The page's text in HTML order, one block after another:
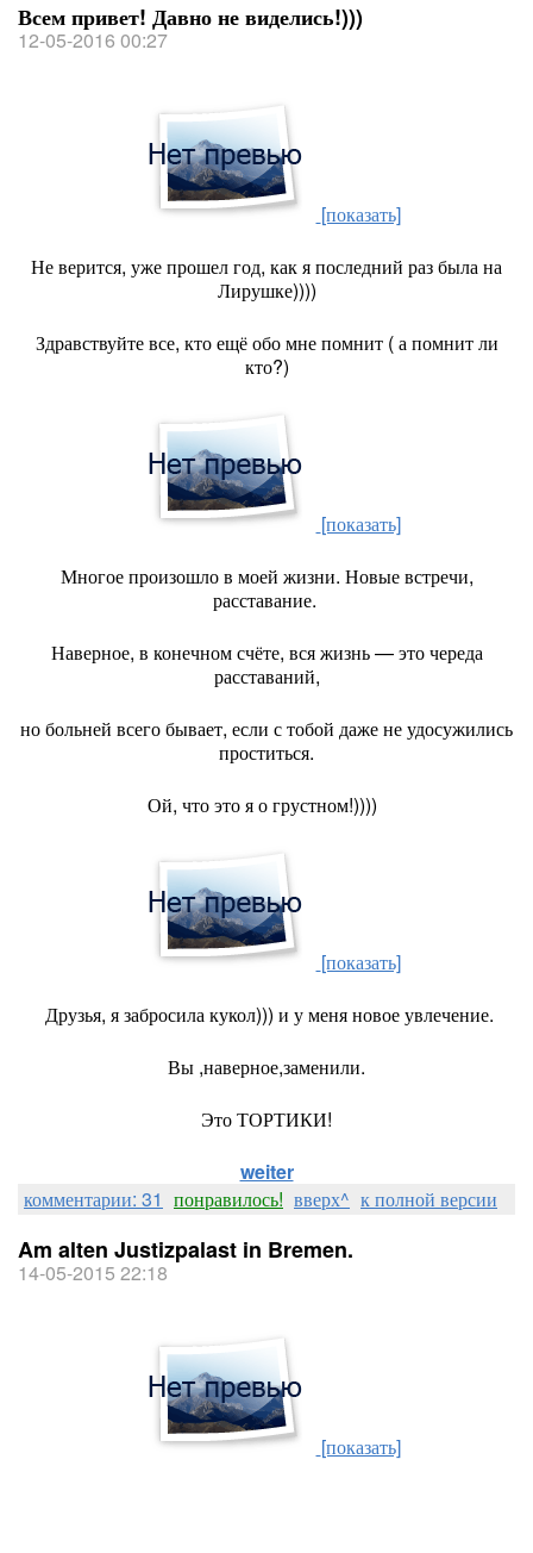
Всем привет! Давно не виделись!)))
12-05-2016 00:27
[показать]
Не верится, уже прошел год, как я последний раз была на
Лирушке))))
Здравствуйте все, кто ещё обо мне помнит ( а помнит ли
кто?)
[показать]
Многое произошло в моей жизни. Новые встречи,
расставание.
Наверное, в конечном счёте, вся жизнь — это череда
расставаний,
но больней всего бывает, если с тобой даже не удосужились
проститься.
Ой, что это я о грустном!))))
[показать]
Друзья, я забросила кукол))) и у меня новое увлечение.
Вы ,наверное,заменили.
Это ТОРТИКИ!
weiter
комментарии: 31 понравилось! вверх^ к полной версии
Am alten Justizpalast in Bremen.
14-05-2015 22:18
[показать]